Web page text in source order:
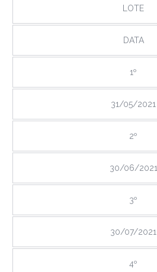
LOTE
DATA
1º
31/05/2021
2º
30/06/2021
3º
30/07/2021
4º